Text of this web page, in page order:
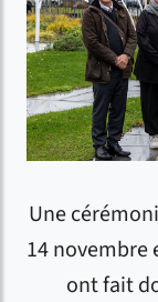
Une
14 novembre
ont fait